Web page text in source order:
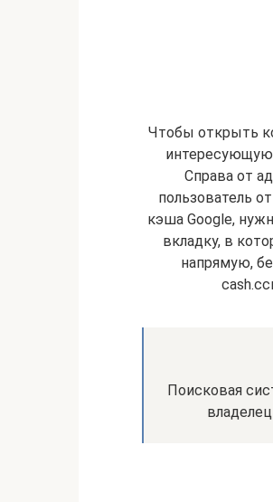
Чтобы открыть
интересующую
Справа от
пользователь
кэша Google,
вкладку, в
напрямую,
Поисковая